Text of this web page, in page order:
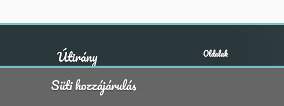
Útirány Oldalak
Hírek
Süti hozzájárulás